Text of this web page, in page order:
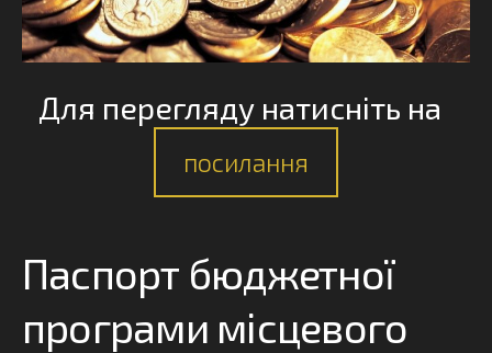
Для перегляду натисніть на
посилання
Паспорт бюджетної
програми місцевого